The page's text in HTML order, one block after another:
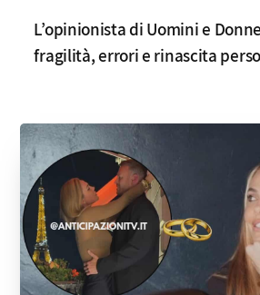
L’opinionista di Uomini e
fragilità, errori e rinascita